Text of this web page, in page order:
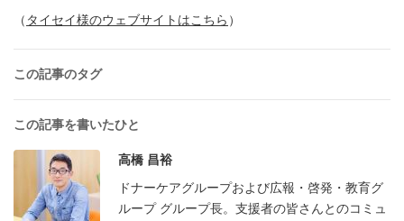
（ タイセイ様のウェブサイトはこちら ）
この記事のタグ
この記事を書いたひと
高橋 昌裕
ドナーケアグループおよび広報・啓発・教育グ
ループ グループ長。支援者の皆さんとのコミュ